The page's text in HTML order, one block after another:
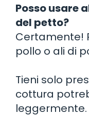
Posso usare
del petto?
Certamente!
pollo o ali di
Tieni solo
cottura
leggermente.